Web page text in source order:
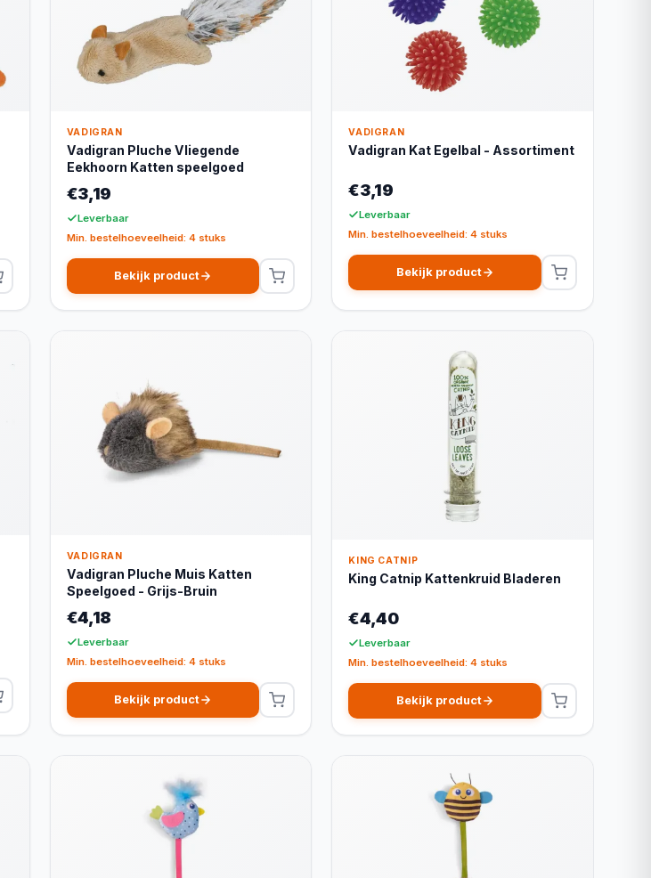
VADIGRAN
Vadigran Pluche Vliegende
Eekhoorn Katten speelgoed
€3,19
Leverbaar
Min. bestelhoeveelheid: 4 stuks
Bekijk product
VADIGRAN
Vadigran Kat Egelbal - Assortiment
€3,19
Leverbaar
Min. bestelhoeveelheid: 4 stuks
Bekijk product
VADIGRAN
Vadigran Pluche Muis Katten
Speelgoed - Grijs-Bruin
€4,18
Leverbaar
Min. bestelhoeveelheid: 4 stuks
Bekijk product
KING CATNIP
King Catnip Kattenkruid Bladeren
€4,40
Leverbaar
Min. bestelhoeveelheid: 4 stuks
Bekijk product